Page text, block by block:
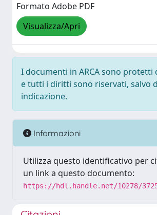
Formato Adobe PDF
Visualizza/Apri
I documenti in ARCA sono protetti
e tutti i diritti sono riservati, salvo
indicazione.
Informazioni
Utilizza questo identificativo per
un link a questo documento:
https://hdl.handle.net/10278/